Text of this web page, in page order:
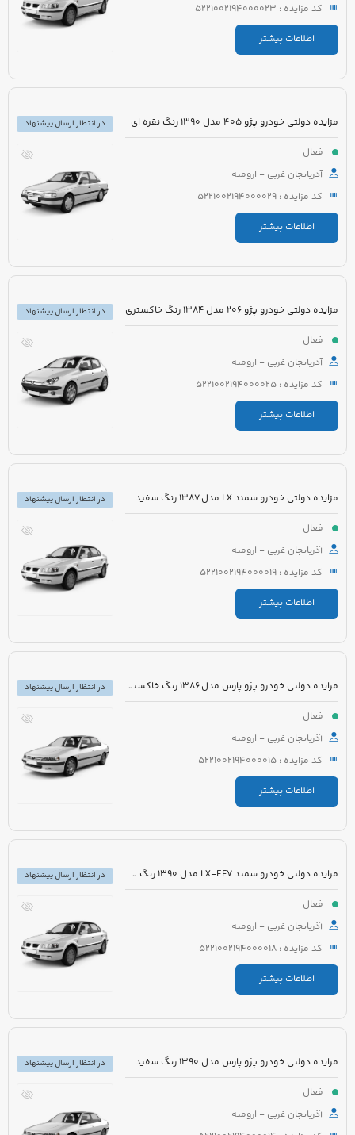
کد مزایده : 5221002194000023
اطلاعات بیشتر
مزایده دولتی خودرو پژو 405 مدل 1390 رنگ نقره ای
فعال
آذربایجان غربی - ارومیه
کد مزایده : 5221002194000029
اطلاعات بیشتر
در انتظار ارسال پیشنهاد
مزایده دولتی خودرو پژو 206 مدل 1384 رنگ خاکستری
فعال
آذربایجان غربی - ارومیه
کد مزایده : 5221002194000025
اطلاعات بیشتر
در انتظار ارسال پیشنهاد
مزایده دولتی خودرو سمند LX مدل 1387 رنگ سفید
فعال
آذربایجان غربی - ارومیه
کد مزایده : 5221002194000019
اطلاعات بیشتر
در انتظار ارسال پیشنهاد
مزایده دولتی خودرو پژو پارس مدل 1386 رنگ خاکستری
فعال
آذربایجان غربی - ارومیه
کد مزایده : 5221002194000015
اطلاعات بیشتر
در انتظار ارسال پیشنهاد
مزایده دولتی خودرو سمند LX-EF7 مدل 1390 رنگ سفید
فعال
آذربایجان غربی - ارومیه
کد مزایده : 5221002194000018
اطلاعات بیشتر
در انتظار ارسال پیشنهاد
مزایده دولتی خودرو پژو پارس مدل 1390 رنگ سفید
فعال
آذربایجان غربی - ارومیه
در انتظار ارسال پیشنهاد